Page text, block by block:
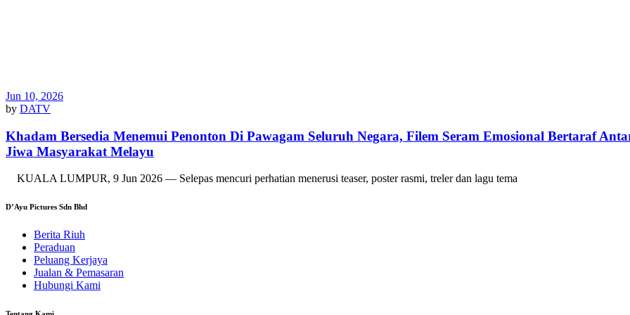
Jun 10, 2026
by DATV
Khadam Bersedia Menemui Penonton Di Pawagam Seluruh Negara, Filem Seram Emosional Bertaraf
Jiwa Masyarakat Melayu
KUALA LUMPUR, 9 Jun 2026 — Selepas mencuri perhatian menerusi teaser, poster rasmi, treler dan lagu tema
D’Ayu Pictures Sdn Bhd
Berita Riuh
Peraduan
Peluang Kerjaya
Jualan & Pemasaran
Hubungi Kami